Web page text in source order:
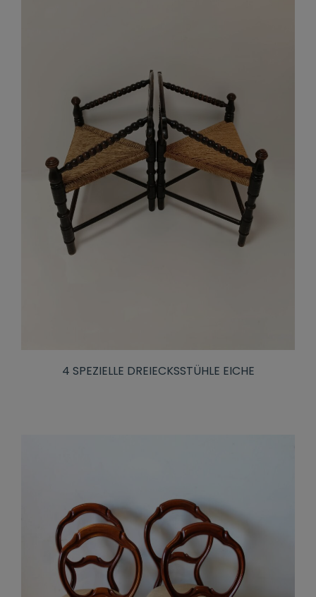
4 SPEZIELLE DREIECKSSTÜHLE EICHE